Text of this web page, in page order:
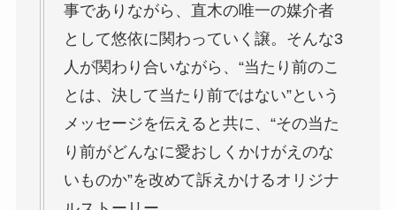
事でありながら、直木の唯一の媒介者
として悠依に関わっていく譲。そんな3
人が関わり合いながら、“当たり前のこ
とは、決して当たり前ではない”という
メッセージを伝えると共に、“その当た
り前がどんなに愛おしくかけがえのな
いものか”を改めて訴えかけるオリジナ